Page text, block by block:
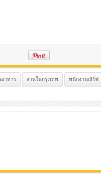
าหาร งานในกรุงเทพ พนักงานเสิร์ฟ